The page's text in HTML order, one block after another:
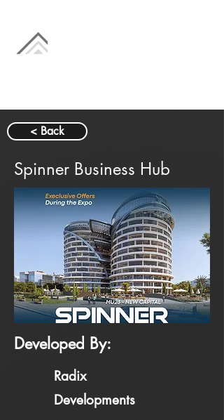
< Back
Spinner Business Hub
Developed By:
Radix
Developments